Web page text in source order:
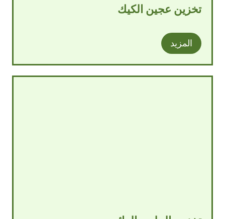
تخزين عجين الكيك
المزيد